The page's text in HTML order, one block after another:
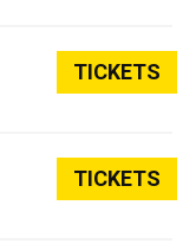
TICKETS
TICKETS